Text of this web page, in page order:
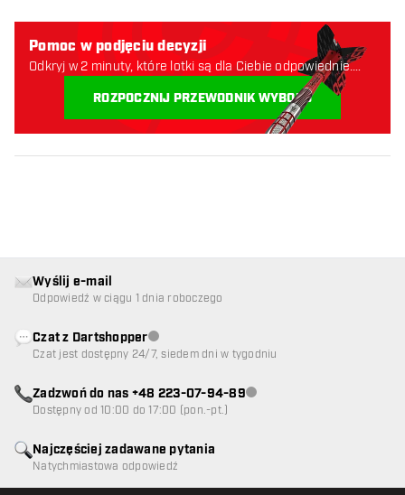
Pomoc w podjęciu decyzji
Odkryj w 2 minuty, które lotki są dla Ciebie odpowiednie.
ROZPOCZNIJ PRZEWODNIK WYBORU
Najczęściej zadawane pytania
Natychmiastowa odpowiedź
Wyślij e-mail
Odpowiedź w ciągu 1 dnia roboczego
Czat z DartshopperObsługa klienta niedostępna
Czat jest dostępny 24/7, siedem dni w tygodniu
Zadzwoń do nas +48 223-07-94-89Obsługa klienta niedostępna
Dostępny od 10:00 do 17:00 (pon.-pt.)